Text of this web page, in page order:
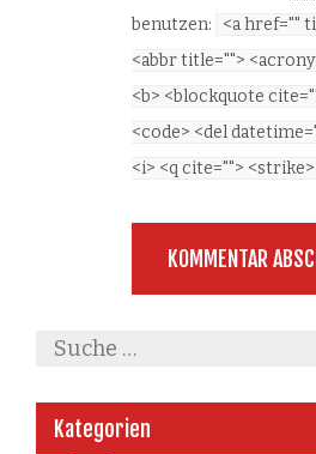
benutzen:
<a href=""
<abbr title="">
<b> <blockquote
<code> <del
<i> <q cite="">
Kategorien